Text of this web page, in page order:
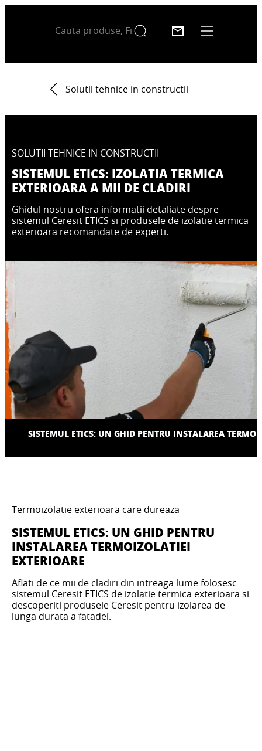
Solutii tehnice in constructii
SOLUTII TEHNICE IN CONSTRUCTII
SISTEMUL ETICS: IZOLATIA TERMICA
EXTERIOARA A MII DE CLADIRI
Ghidul nostru ofera informatii detaliate despre
sistemul Ceresit ETICS si produsele de izolatie termica
exterioara recomandate de experti.
SISTEMUL ETICS: UN GHID PENTRU INSTALAREA
Termoizolatie exterioara care dureaza
SISTEMUL ETICS: UN GHID PENTRU
INSTALAREA TERMOIZOLATIEI
EXTERIOARE
Aflati de ce mii de cladiri din intreaga lume folosesc
sistemul Ceresit ETICS de izolatie termica exterioara si
descoperiti produsele Ceresit pentru izolarea de
lunga durata a fatadei.